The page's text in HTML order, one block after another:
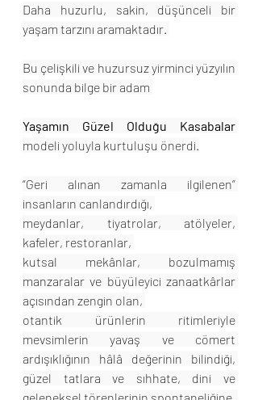
Daha huzurlu, sakin, düşünceli bir
yaşam tarzını aramaktadır.
Bu çelişkili ve huzursuz yirminci yüzyılın
sonunda bilge bir adam
Yaşamın Güzel Olduğu Kasabalar
modeli yoluyla kurtuluşu önerdi.
“Geri alınan zamanla ilgilenen”
insanların canlandırdığı,
meydanlar, tiyatrolar, atölyeler,
kafeler, restoranlar,
kutsal mekânlar, bozulmamış
manzaralar ve büyüleyici zanaatkârlar
açısından zengin olan,
otantik ürünlerin ritimleriyle
mevsimlerin yavaş ve cömert
ardışıklığının hâlâ değerinin bilindiği,
güzel tatlara ve sıhhate, dini ve